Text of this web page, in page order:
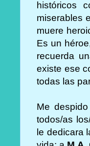
históricos
miserables
muere
Es un
recuerda
existe ese
todas las
Me
todos/as
le dedicara